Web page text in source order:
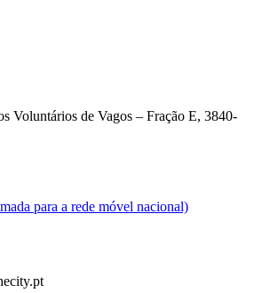
Voluntários de Vagos – Fração E, 3840-
para a rede móvel nacional)